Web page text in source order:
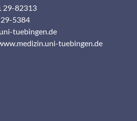
29-82313
29-5384
tuebingen.de
tuebingen.de